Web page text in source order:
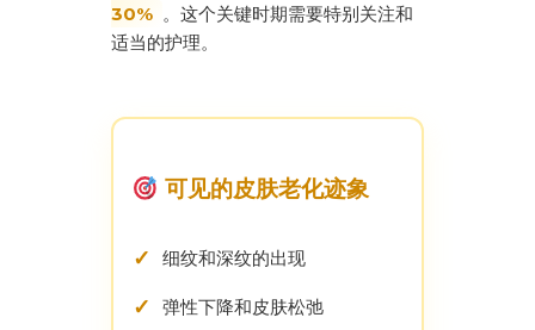
30% 。这个关键时期需要特别关注和
适当的护理。
可见的皮肤老化迹象
细纹和深纹的出现
弹性下降和皮肤松弛